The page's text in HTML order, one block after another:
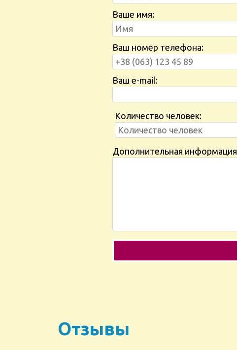
Ваше имя:
Ваш номер телефона:
Ваш e-mail:
Количество человек:
Дополнительная информация
Отзывы